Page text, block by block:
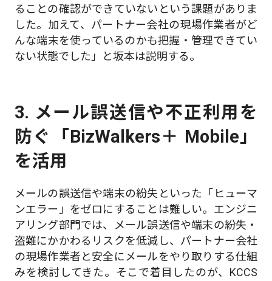
ることの確認ができていないという課題がありま
した。加えて、パートナー会社の現場作業者がど
んな端末を使っているのかも把握・管理できてい
ない状態でした」と坂本は説明する。
3. メール誤送信や不正利用を
防ぐ「BizWalkers＋ Mobile」
を活用
メールの誤送信や端末の紛失といった「ヒューマ
ンエラー」をゼロにすることは難しい。エンジニ
アリング部門では、メール誤送信や端末の紛失・
盗難にかかわるリスクを低減し、パートナー会社
の現場作業者と安全にメールをやり取りする仕組
みを検討してきた。そこで着目したのが、KCCS